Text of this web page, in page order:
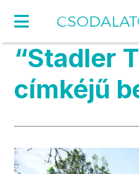
“Stadler
címkéjű